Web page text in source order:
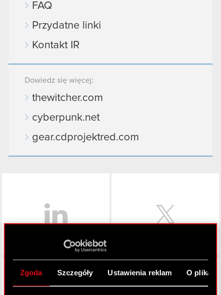
Zgoda Szczegóły Ustawienia reklam O
FAQ
Przydatne linki
Kontakt IR
Dowiedz się więcej:
thewitcher.com
cyberpunk.net
gear.cdprojektred.com